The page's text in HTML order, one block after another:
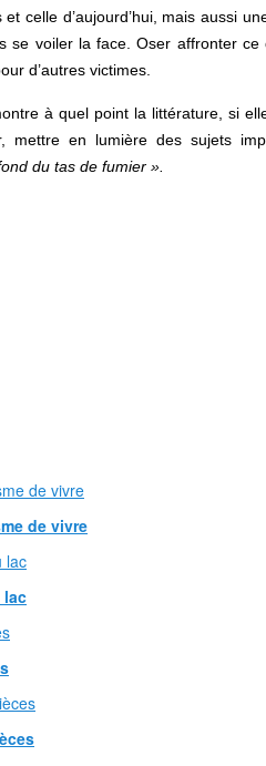
celle d’aujourd’hui, mais aussi
se voiler la face. Oser affronter ce
d’autres victimes.
à quel point la littérature, si
mettre en lumière des sujets
du tas de fumier ».
de vivre
lac